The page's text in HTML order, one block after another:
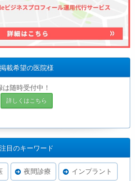
掲載希望の医院様
随時受付中！
詳しくはこちら
注目のキーワード
夜間診療 インプラント